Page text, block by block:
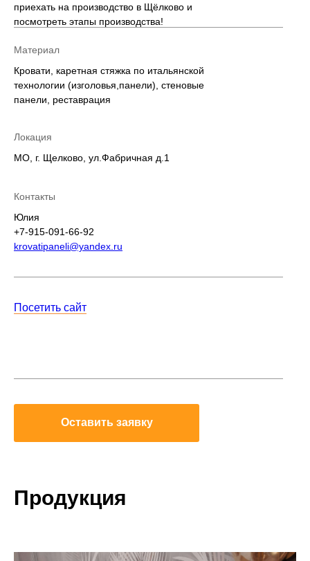
Материал
Кровати, каретная стяжка по итальянской
технологии (изголовья,панели), стеновые
панели, реставрация
МО, г. Щелково, ул.Фабричная д.1
Локация
Контакты
Юлия
+7-915-091-66-92
krovatipaneli@yandex.ru
Посетить сайт
приехать на производство в Щёлково и
посмотреть этапы производства!
Оставить заявку
Продукция